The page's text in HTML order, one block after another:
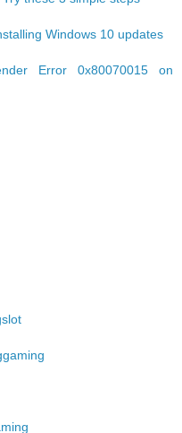
Windows 10 updates
Error 0x80070015 on